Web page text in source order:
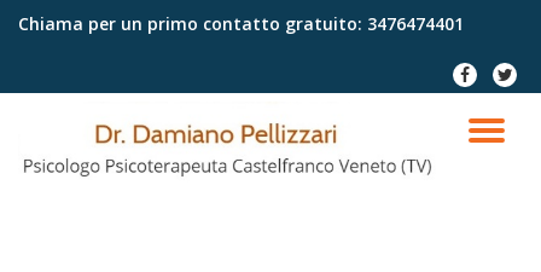
Chiama per un primo contatto gratuito: 3476474401
fa-
facebook
fa-
twitter